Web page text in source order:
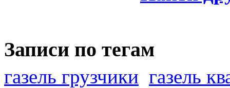
Записи по тегам
газель грузчики газель